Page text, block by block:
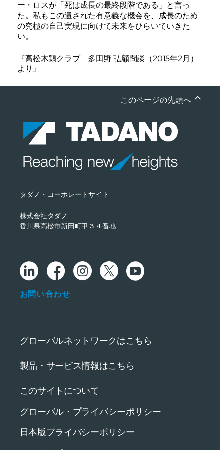
ー・ロスが「死は成長の最終段階である」と言っ
た。私もこの遺された有意義な機会を、成長のため
の究極の自己実現に向けて未来をひらいていきた
い。
『高松木鶏クラブ 多田野 弘顧問談（2015年2月）
より』
このページの先頭へ
タダノ・コーポレートサイト
株式会社タダノ
香川県高松市新田町甲３４番地
お問い合わせ
グローバルネットワークはこちら
製品・サービス情報はこちら
このサイトについて
グローバル・プライバシーポリシー
日本版プライバシーポリシー